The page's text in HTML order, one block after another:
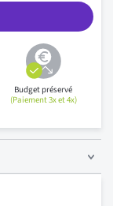
Budget préservé
(Paiement 3x et 4x)